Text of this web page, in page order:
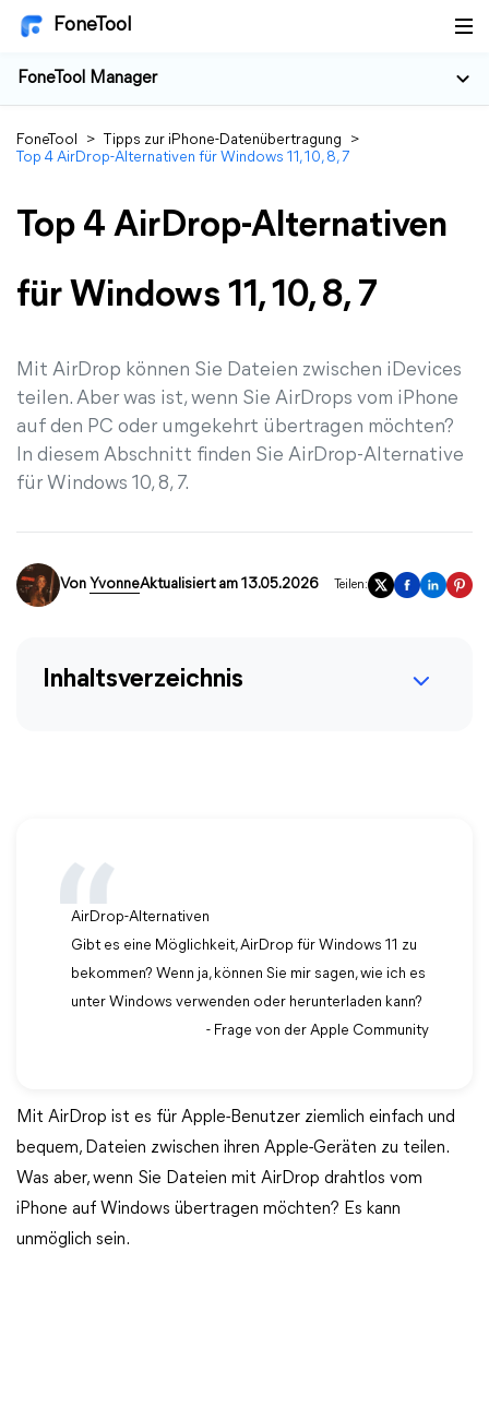
FoneTool
FoneTool Manager
FoneTool > Tipps zur iPhone-Datenübertragung
>
Top 4 AirDrop-Alternativen für Windows 11, 10, 8, 7
Top 4 AirDrop-Alternativen
für Windows 11, 10, 8, 7
Mit AirDrop können Sie Dateien zwischen iDevices
teilen. Aber was ist, wenn Sie AirDrops vom iPhone
auf den PC oder umgekehrt übertragen möchten?
In diesem Abschnitt finden Sie AirDrop-Alternative
für Windows 10, 8, 7.
Von YvonneAktualisiert am 13.05.2026 Teilen:
Inhaltsverzeichnis
AirDrop-Alternativen
Gibt es eine Möglichkeit, AirDrop für Windows 11 zu
bekommen? Wenn ja, können Sie mir sagen, wie ich es
unter Windows verwenden oder herunterladen kann?
- Frage von der Apple Community
Mit AirDrop ist es für Apple-Benutzer ziemlich einfach und
bequem, Dateien zwischen ihren Apple-Geräten zu teilen.
Was aber, wenn Sie Dateien mit AirDrop drahtlos vom
iPhone auf Windows übertragen möchten? Es kann
unmöglich sein.